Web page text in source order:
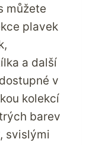
můžete
plavek
a další
v
kolekcí
barev
svislými